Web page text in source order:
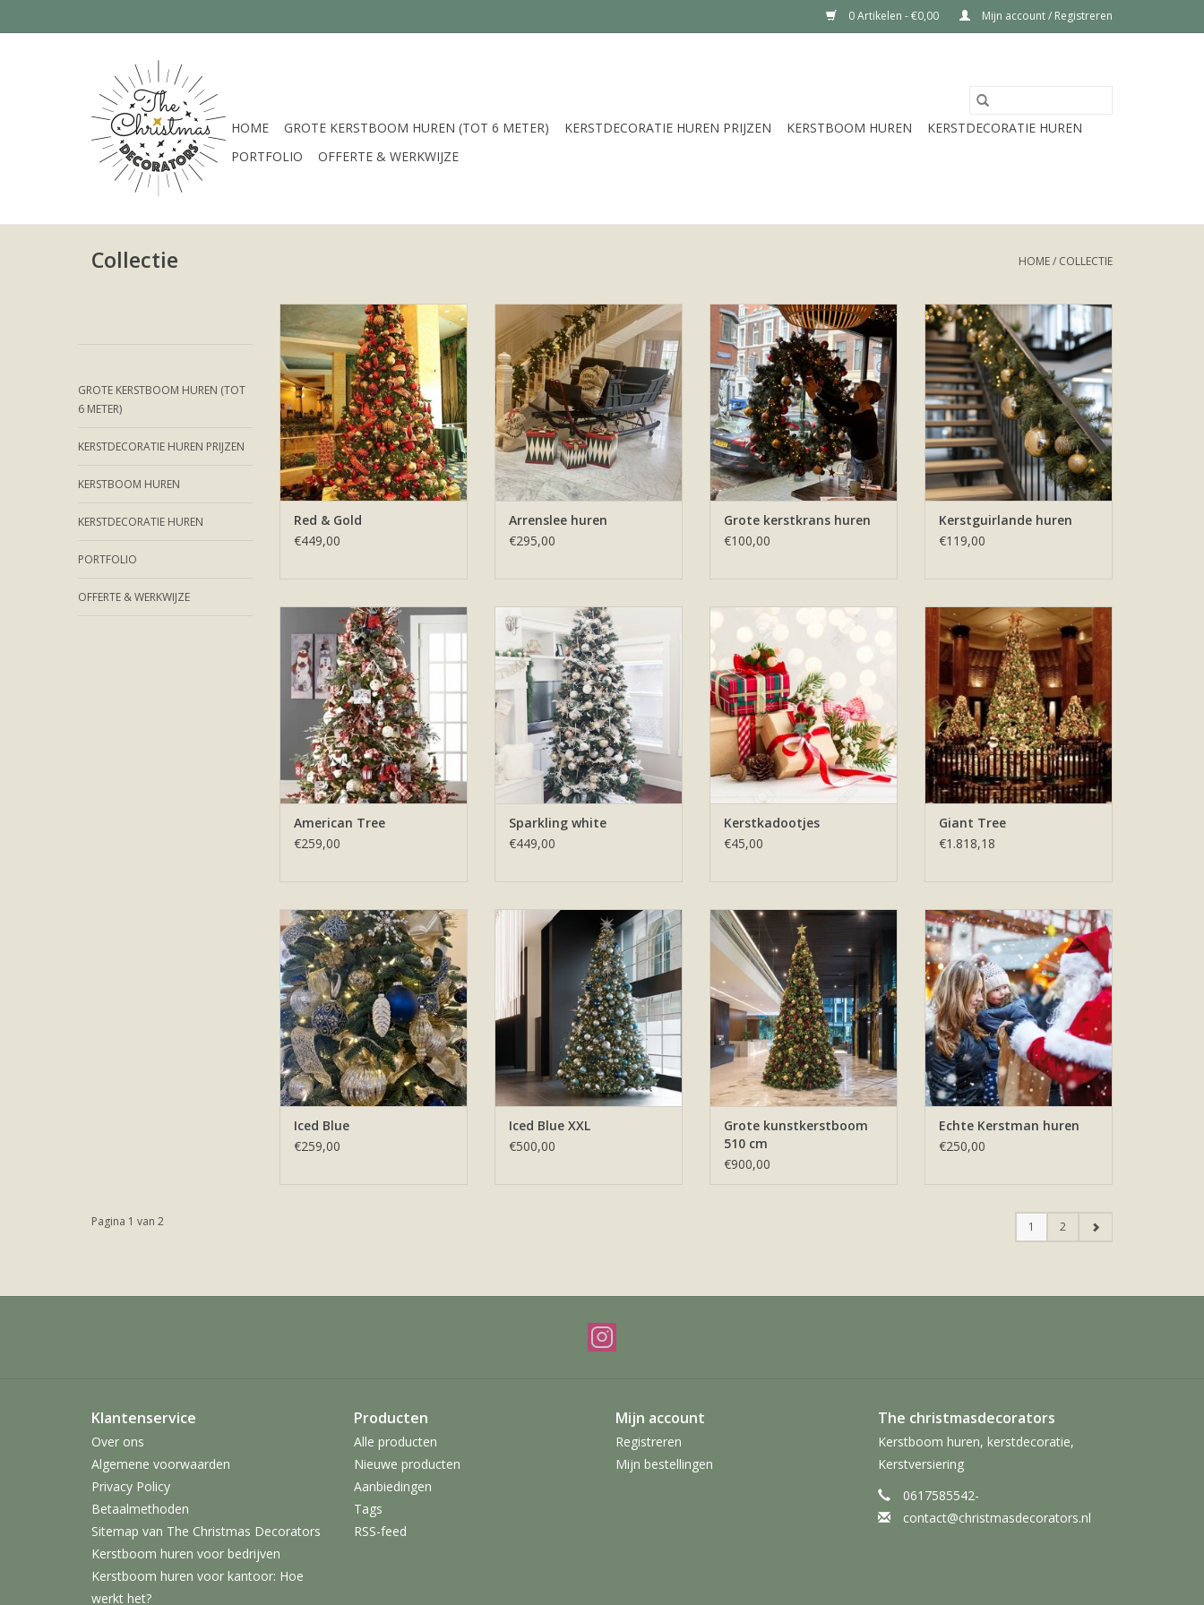
0 Artikelen - €0,00 Mijn account / Registreren
HOME GROTE KERSTBOOM HUREN (TOT 6 METER) KERSTDECORATIE HUREN PRIJZEN KERSTBOOM HUREN
KERSTDECORATIE HUREN
PORTFOLIO
OFFERTE & WERKWIJZE
Collectie HOME/ COLLECTIE
GROTE KERSTBOOM HUREN (TOT
6 METER)
KERSTDECORATIE HUREN PRIJZEN
KERSTBOOM HUREN
KERSTDECORATIE HUREN
PORTFOLIO
OFFERTE & WERKWIJZE
Kerstboom in warm rode en
goude kleuren.
TOEVOEGEN AAN WINKELWAGEN
Red & Gold
€449,00
Deze prachtige grote arrenslee is
te huur
TOEVOEGEN AAN WINKELWAGEN
Arrenslee huren
€295,00
Grote kerstkrans huren van 80
cm tot maar liefst 150 cm. Deze
grote kerstkransen zijn te huur
met en zonder decoratie,
TOEVOEGEN AAN WINKELWAGEN
Grote kerstkrans huren
€100,00
Kerstguirlande huren met
verlichting en decoratie. Mooi te
combineren met de compleet
versierde kerstboom
TOEVOEGEN AAN WINKELWAGEN
Kerstguirlande huren
€119,00
Prachtige kerstboom in American
style. Met knuffels, kerstmannen,
mooi lint.
TOEVOEGEN AAN WINKELWAGEN
American Tree
€259,00
Kerstboom huren bijvoorbeeld
deze boom met sprankelend wit,
zilver en glazen ornamenten
TOEVOEGEN AAN WINKELWAGEN
Sparkling white
€449,00
Kerstcadeautjes onder de
TOEVOEGEN AAN WINKELWAGEN
Kerstkadootjes
€45,00
4,5 meter grote kerstboom huren
inclusief verlichting en decoratie.
De prijs die u hier ziet is inclusief
BTW. Wilt u deze grote
kunstkerstboom huren. Bestel
hem dan hier.
TOEVOEGEN AAN WINKELWAGEN
Giant Tree
€1.818,18
Kerstboom huren met blauw,
zilver en witte tinten.
TOEVOEGEN AAN WINKELWAGEN
Iced Blue
€259,00
De Iced Blue XXL . De grote
kerstboom huren voor kantoor
van 5 meter hoog bijvoorbeeld.
TOEVOEGEN AAN WINKELWAGEN
Iced Blue XXL
€500,00
Grote compleet versierde
kerstboom voor kantoor of uw
bedrijf. Welke kleurencombinatie
kiest u?
TOEVOEGEN AAN WINKELWAGEN
Grote kunstkerstboom
510 cm
€900,00
Een echte kerstman huren voor
uw feestje of evenement
TOEVOEGEN AAN WINKELWAGEN
Echte Kerstman huren
€250,00
Pagina 1 van 2 1 2
Klantenservice
Over ons
Algemene voorwaarden
Privacy Policy
Betaalmethoden
Sitemap van The Christmas Decorators
Kerstboom huren voor bedrijven
Kerstboom huren voor kantoor: Hoe
werkt het?
Producten
Alle producten
Nieuwe producten
Aanbiedingen
Tags
RSS-feed
Mijn account
Registreren
Mijn bestellingen
The christmasdecorators
Kerstboom huren, kerstdecoratie,
Kerstversiering
0617585542-
contact@christmasdecorators.nl